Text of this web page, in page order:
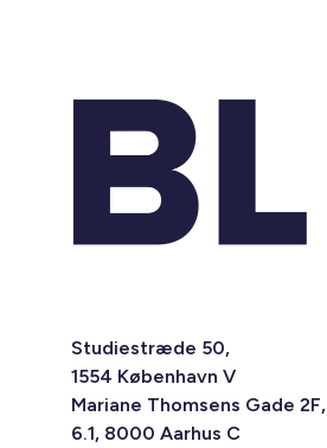
Studiestræde 50,
1554 København V
Mariane Thomsens Gade 2F,
6.1, 8000 Aarhus C